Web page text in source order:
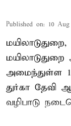
Published on: 10 Aug
மயிலாடுதுறை,
அமைந்துள்ள
துர்கா தேவி
வழிபாடு